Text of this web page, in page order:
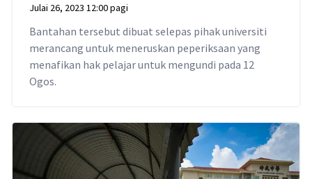
Julai 26, 2023 12:00 pagi
Bantahan tersebut dibuat selepas pihak universiti
merancang untuk meneruskan peperiksaan yang
menafikan hak pelajar untuk mengundi pada 12
Ogos.